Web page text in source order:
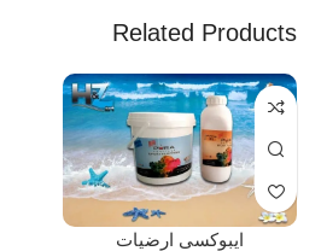
Related Products
ايبوكسى ارضيات